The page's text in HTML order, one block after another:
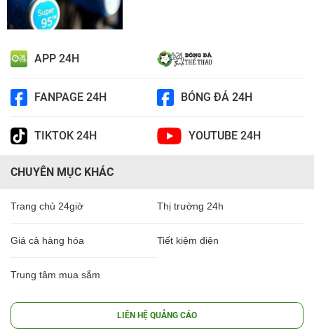
APP 24H
FANPAGE 24H BÓNG ĐÁ 24H
TIKTOK 24H YOUTUBE 24H
CHUYÊN MỤC KHÁC
Trang chủ 24giờ Thị trường 24h
Giá cả hàng hóa Tiết kiệm điện
Trung tâm mua sắm
LIÊN HỆ QUẢNG CÁO